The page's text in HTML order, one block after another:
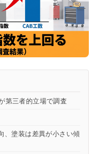
第三者的立場で調査
、塗装は差異が小さい傾